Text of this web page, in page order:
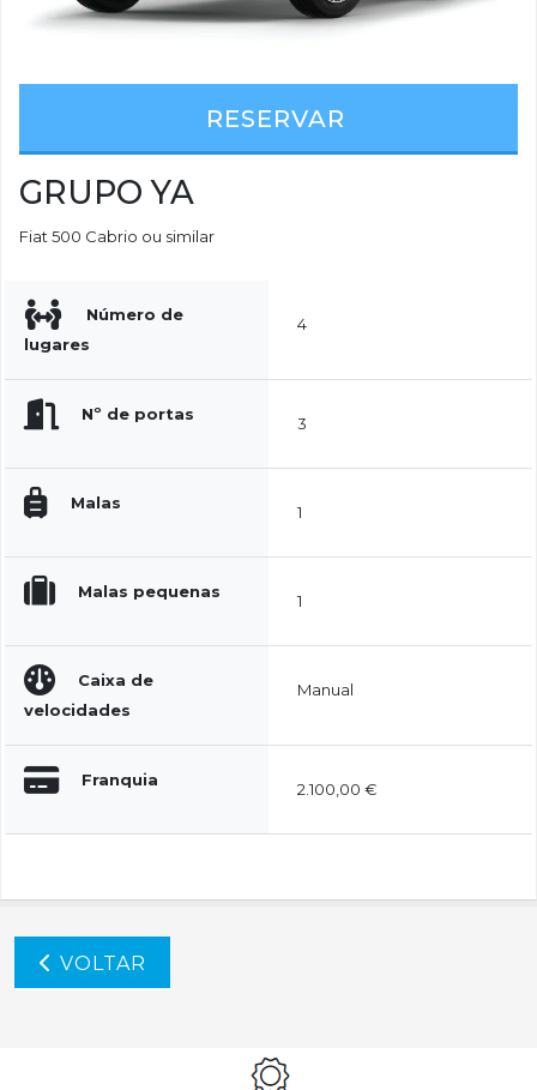
RESERVAR
GRUPO YA
Fiat 500 Cabrio ou similar
Número de
lugares
4
Nº de portas 3
Malas 1
Malas pequenas 1
Caixa de
velocidades
Manual
Franquia 2.100,00 €
VOLTAR